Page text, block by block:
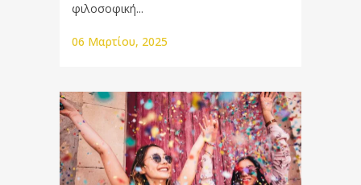
φιλοσοφική...
06 Μαρτίου, 2025